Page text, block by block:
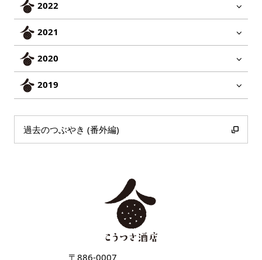
2022
2021
2020
2019
過去のつぶやき (番外編)
〒886-0007